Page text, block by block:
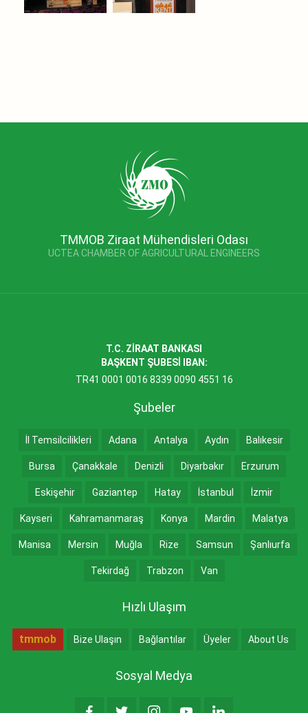
TMMOB Ziraat Mühendisleri Odası
UCTEA CHAMBER OF AGRICULTURAL ENGINEERS
T.C. ZİRAAT BANKASI
BAŞKENT ŞUBESİ IBAN:
TR41 0001 0016 8339 0090 4551 16
Şubeler
İl Temsilcilikleri Adana Antalya Aydın Balıkesir
Bursa Çanakkale Denizli Diyarbakır Erzurum
Eskişehir Gaziantep Hatay İstanbul İzmir
Kayseri Kahramanmaraş Konya Mardin Malatya
Manisa Mersin Muğla Rize Samsun Şanlıurfa
Tekirdağ Trabzon Van
Hızlı Ulaşım
tmmob Bize Ulaşın Bağlantılar Üyeler About Us
Sosyal Medya